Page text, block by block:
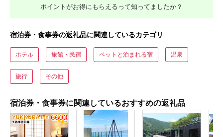
ポイントがお得にもらえるって知ってましたか？
宿泊券・食事券の返礼品に関連しているカテゴリ
ホテル 旅館・民宿 ペットと泊まれる宿 温泉
旅行 その他
宿泊券・食事券に関連しているおすすめの返礼品